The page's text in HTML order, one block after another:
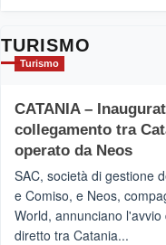
TURISMO
Turismo
CATANIA –
collegamento tra
operato da Neos
SAC, società di gestione
e Comiso, e Neos,
World, annunciano
diretto tra Catania...